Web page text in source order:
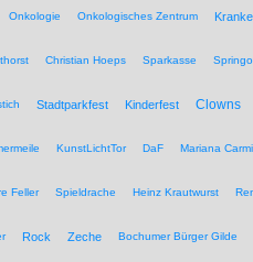
Onkologie Onkologisches Zentrum
Christian Hoeps Sparkasse
Stadtparkfest Kinderfest Clowns
KunstLichtTor DaF Mariana
Feller Spieldrache Heinz Krautwurst
Rock Zeche Bochumer Bürger Gilde